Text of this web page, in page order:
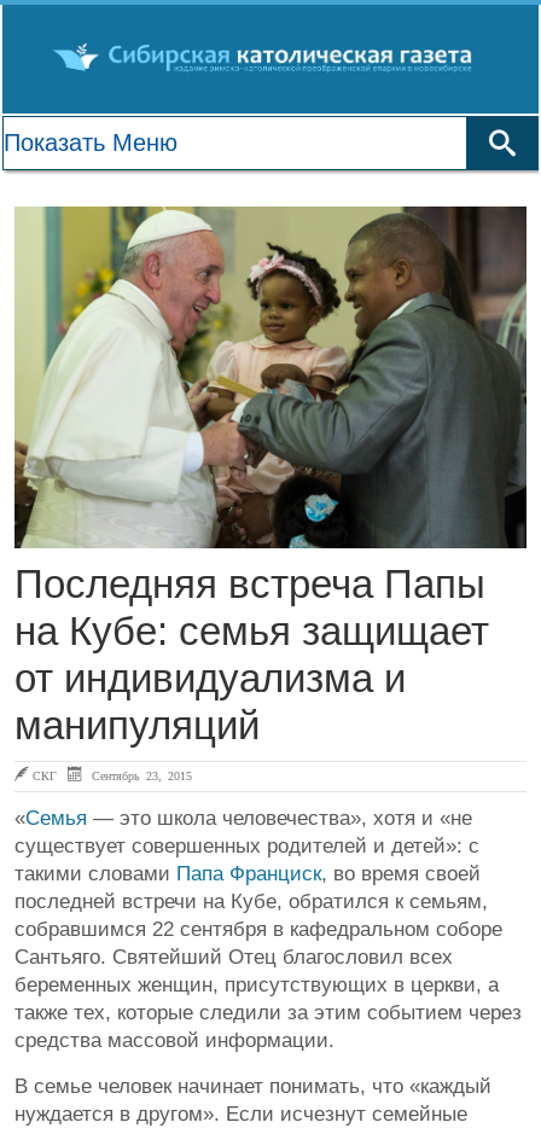
Последняя встреча Папы
на Кубе: семья защищает
от индивидуализма и
манипуляций
СКГ Сентябрь 23, 2015
«Семья — это школа человечества», хотя и «не
существует совершенных родителей и детей»: с
такими словами Папа Франциск, во время своей
последней встречи на Кубе, обратился к семьям,
собравшимся 22 сентября в кафедральном соборе
Сантьяго. Святейший Отец благословил всех
беременных женщин, присутствующих в церкви, а
также тех, которые следили за этим событием через
средства массовой информации.
В семье человек начинает понимать, что «каждый
нуждается в другом». Если исчезнут семейные